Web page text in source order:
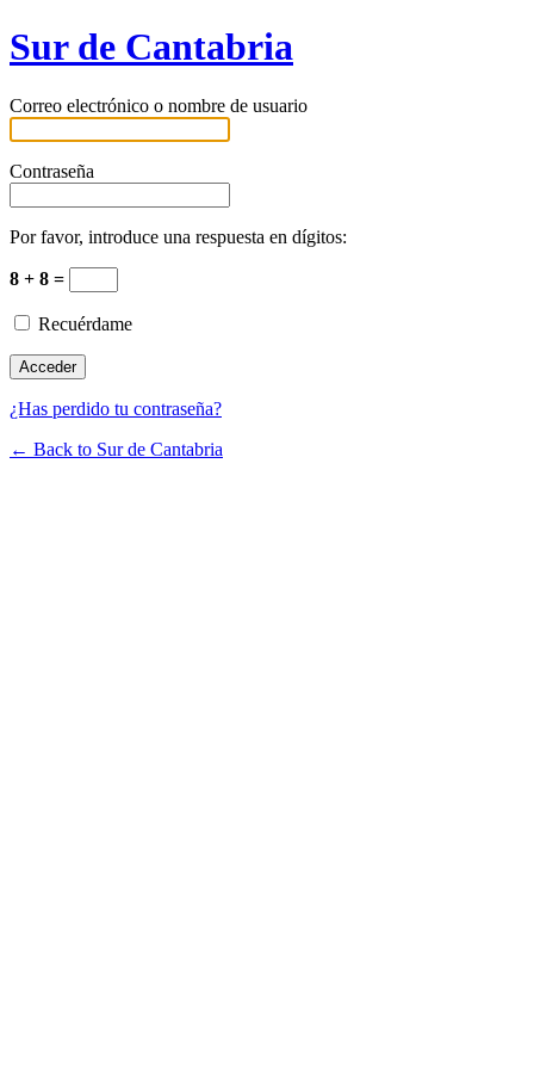
Sur de Cantabria
Correo electrónico o nombre de usuario
Contraseña
Por favor, introduce una respuesta en dígitos:
8 + 8 =
Recuérdame
¿Has perdido tu contraseña?
← Back to Sur de Cantabria